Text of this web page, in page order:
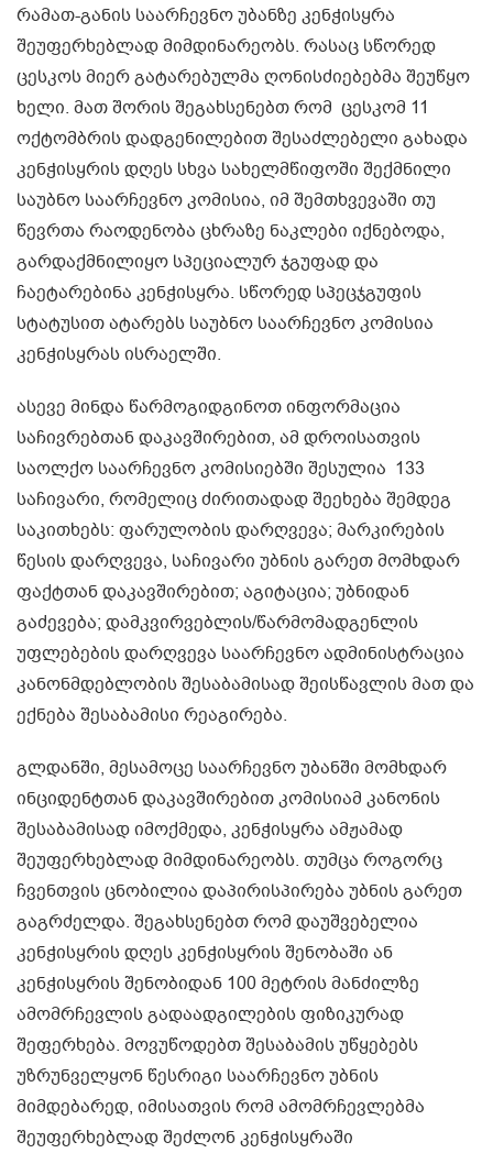
რამათ-განის საარჩევნო უბანზე კენჭისყრა
შეუფერხებლად მიმდინარეობს. რასაც სწორედ
ცესკოს მიერ გატარებულმა ღონისძიებებმა შეუწყო
ხელი. მათ შორის შეგახსენებთ რომ ცესკომ 11
ოქტომბრის დადგენილებით შესაძლებელი გახადა
კენჭისყრის დღეს სხვა სახელმწიფოში შექმნილი
საუბნო საარჩევნო კომისია, იმ შემთხვევაში თუ
წევრთა რაოდენობა ცხრაზე ნაკლები იქნებოდა,
გარდაქმნილიყო სპეციალურ ჯგუფად და
ჩაეტარებინა კენჭისყრა. სწორედ სპეცჯგუფის
სტატუსით ატარებს საუბნო საარჩევნო კომისია
კენჭისყრას ისრაელში.
ასევე მინდა წარმოგიდგინოთ ინფორმაცია
საჩივრებთან დაკავშირებით, ამ დროისათვის
საოლქო საარჩევნო კომისიებში შესულია 133
საჩივარი, რომელიც ძირითადად შეეხება შემდეგ
საკითხებს: ფარულობის დარღვევა; მარკირების
წესის დარღვევა, საჩივარი უბნის გარეთ მომხდარ
ფაქტთან დაკავშირებით; აგიტაცია; უბნიდან
გაძევება; დამკვირვებლის/წარმომადგენლის
უფლებების დარღვევა საარჩევნო ადმინისტრაცია
კანონმდებლობის შესაბამისად შეისწავლის მათ და
ექნება შესაბამისი რეაგირება.
გლდანში, მესამოცე საარჩევნო უბანში მომხდარ
ინციდენტთან დაკავშირებით კომისიამ კანონის
შესაბამისად იმოქმედა, კენჭისყრა ამჟამად
შეუფერხებლად მიმდინარეობს. თუმცა როგორც
ჩვენთვის ცნობილია დაპირისპირება უბნის გარეთ
გაგრძელდა. შეგახსენებთ რომ დაუშვებელია
კენჭისყრის დღეს კენჭისყრის შენობაში ან
კენჭისყრის შენობიდან 100 მეტრის მანძილზე
ამომრჩევლის გადაადგილების ფიზიკურად
შეფერხება. მოვუწოდებთ შესაბამის უწყებებს
უზრუნველყონ წესრიგი საარჩევნო უბნის
მიმდებარედ, იმისათვის რომ ამომრჩევლებმა
შეუფერხებლად შეძლონ კენჭისყრაში